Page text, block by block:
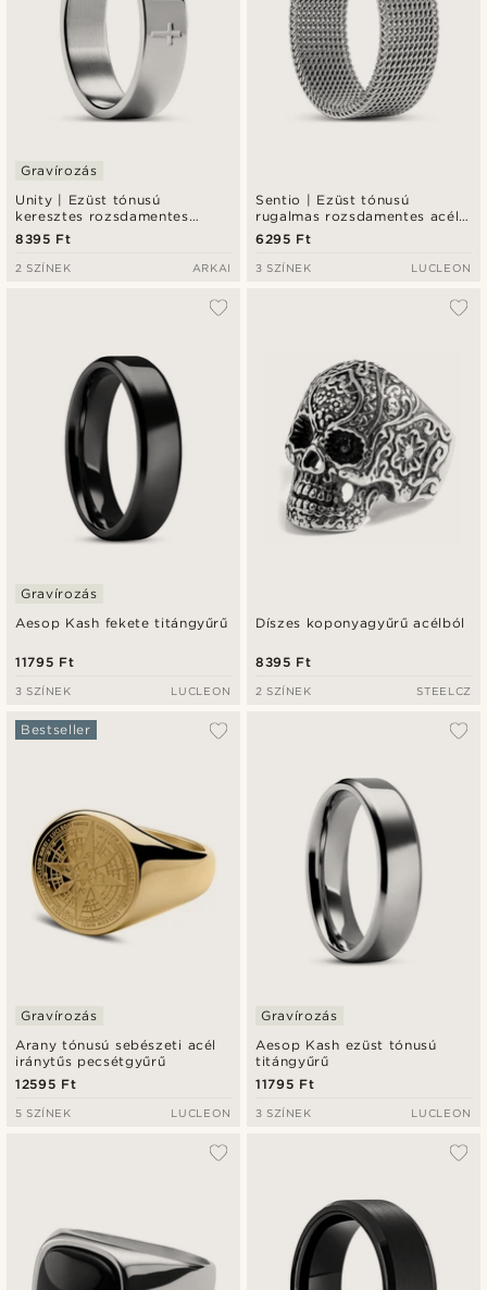
Unity | Ezüst tónusú
keresztes rozsdamentes
acélgyűrű - 6 mm
Gravírozás
8395 Ft
2 SZÍNEK ARKAI
Sentio | Ezüst tónusú
rugalmas rozsdamentes acél
gyűrű
6295 Ft
3 SZÍNEK LUCLEON
Aesop Kash fekete titángyűrű
Gravírozás
11795 Ft
3 SZÍNEK LUCLEON
Díszes koponyagyűrű acélból
8395 Ft
2 SZÍNEK STEELCZ
Arany tónusú sebészeti acél
iránytűs pecsétgyűrű
Bestseller
Gravírozás
12595 Ft
5 SZÍNEK LUCLEON
Aesop Kash ezüst tónusú
titángyűrű
Gravírozás
11795 Ft
3 SZÍNEK LUCLEON